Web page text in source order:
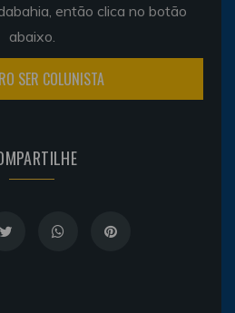
então clica no botão
abaixo.
SER COLUNISTA